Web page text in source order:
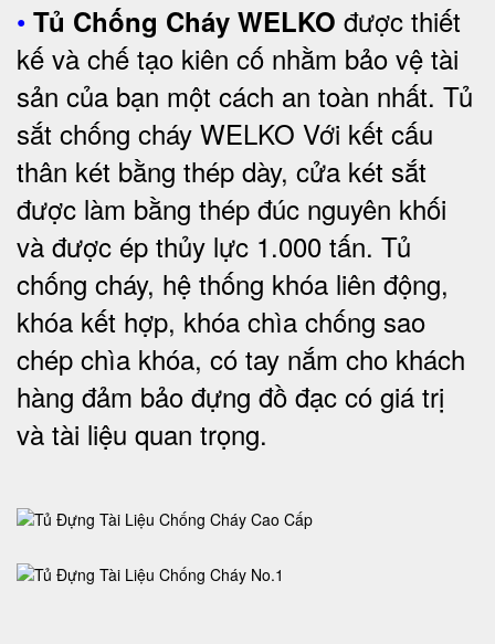
• Tủ Chống Cháy WELKO được thiết
kế và chế tạo kiên cố nhằm bảo vệ tài
sản của bạn một cách an toàn nhất. Tủ
sắt chống cháy WELKO Với kết cấu
thân két bằng thép dày, cửa két sắt
được làm bằng thép đúc nguyên khối
và được ép thủy lực 1.000 tấn. Tủ
chống cháy, hệ thống khóa liên động,
khóa kết hợp, khóa chìa chống sao
chép chìa khóa, có tay nắm cho khách
hàng đảm bảo đựng đồ đạc có giá trị
và tài liệu quan trọng.